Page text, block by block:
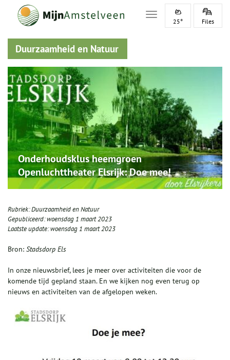
Toggle navigation
25° Files
Duurzaamheid en Natuur
Onderhoudsklus heemgroen
Openluchttheater Elsrijk: Doe mee!
Rubriek:Duurzaamheid en Natuur
Gepubliceerd:woensdag 1 maart 2023
Laatste update:woensdag 1 maart 2023
Bron: Stadsdorp Els
In onze nieuwsbrief, lees je meer over activiteiten die voor de
komende tijd gepland staan. En we kijken nog even terug op
nieuws en activiteiten van de afgelopen weken.